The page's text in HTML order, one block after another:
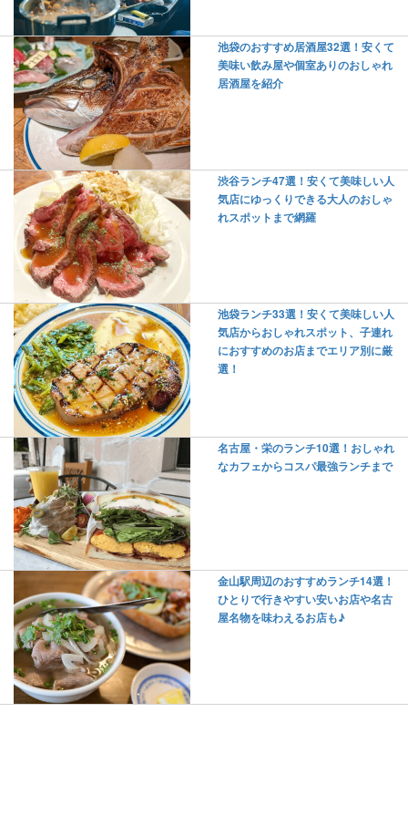
池袋のおすすめ居酒屋32選！安くて
美味い飲み屋や個室ありのおしゃれ
居酒屋を紹介
渋谷ランチ47選！安くて美味しい人
気店にゆっくりできる大人のおしゃ
れスポットまで網羅
池袋ランチ33選！安くて美味しい人
気店からおしゃれスポット、子連れ
におすすめのお店までエリア別に厳
選！
名古屋・栄のランチ10選！おしゃれ
なカフェからコスパ最強ランチまで
金山駅周辺のおすすめランチ14選！
ひとりで行きやすい安いお店や名古
屋名物を味わえるお店も♪